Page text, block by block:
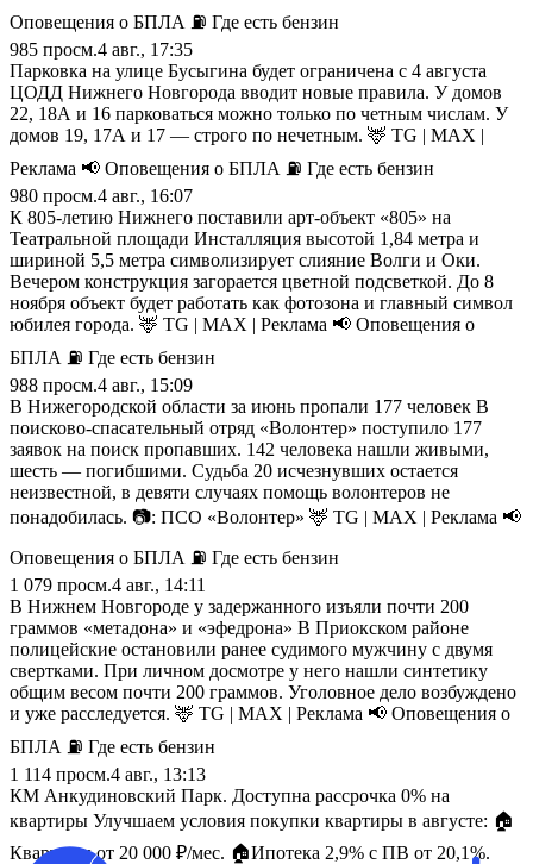
Оповещения о БПЛА ⛽️ Где есть бензин
985 просм.4 авг., 17:35
Парковка на улице Бусыгина будет ограничена с 4 августа
ЦОДД Нижнего Новгорода вводит новые правила. У домов
22, 18А и 16 парковаться можно только по четным числам. У
домов 19, 17А и 17 — строго по нечетным. 🦌 TG | MAX |
Реклама 📢 Оповещения о БПЛА ⛽️ Где есть бензин
980 просм.4 авг., 16:07
К 805-летию Нижнего поставили арт-объект «805» на
Театральной площади Инсталляция высотой 1,84 метра и
шириной 5,5 метра символизирует слияние Волги и Оки.
Вечером конструкция загорается цветной подсветкой. До 8
ноября объект будет работать как фотозона и главный символ
юбилея города. 🦌 TG | MAX | Реклама 📢 Оповещения о
БПЛА ⛽️ Где есть бензин
988 просм.4 авг., 15:09
В Нижегородской области за июнь пропали 177 человек В
поисково-спасательный отряд «Волонтер» поступило 177
заявок на поиск пропавших. 142 человека нашли живыми,
шесть — погибшими. Судьба 20 исчезнувших остается
неизвестной, в девяти случаях помощь волонтеров не
понадобилась. 📷: ПСО «Волонтер» 🦌 TG | MAX | Реклама 📢
Оповещения о БПЛА ⛽️ Где есть бензин
1 079 просм.4 авг., 14:11
В Нижнем Новгороде у задержанного изъяли почти 200
граммов «метадона» и «эфедрона» В Приокском районе
полицейские остановили ранее судимого мужчину с двумя
свертками. При личном досмотре у него нашли синтетику
общим весом почти 200 граммов. Уголовное дело возбуждено
и уже расследуется. 🦌 TG | MAX | Реклама 📢 Оповещения о
БПЛА ⛽️ Где есть бензин
1 114 просм.4 авг., 13:13
КМ Анкудиновский Парк. Доступна рассрочка 0% на
квартиры Улучшаем условия покупки квартиры в августе: 🏠
Квартиры от 20 000 ₽/мес. 🏠Ипотека 2,9% с ПВ от 20,1%.